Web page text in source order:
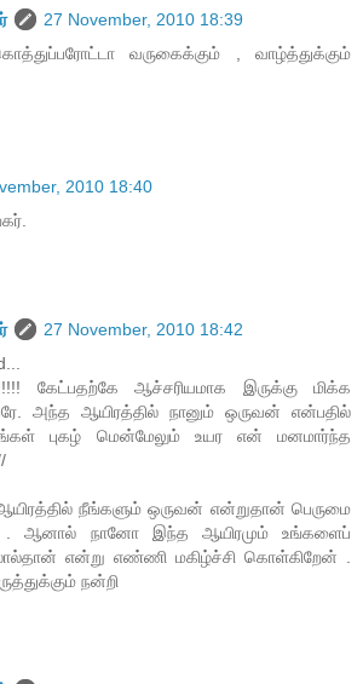
27 November, 2010 18:39
வருகைக்கும் , வாழ்த்துக்கும்
2010 18:40
27 November, 2010 18:42
கேட்பதற்கே ஆச்சரியமாக இருக்கு மிக்க
அந்த ஆயிரத்தில் நானும் ஒருவன் என்பதில்
புகழ் மென்மேலும் உயர என் மனமார்ந்த
நீங்களும் ஒருவன் என்றுதான் பெருமை
. ஆனால் நானோ இந்த ஆயிரமும் உங்களைப்
என்று எண்ணி மகிழ்ச்சி கொள்கிறேன் .
நன்றி